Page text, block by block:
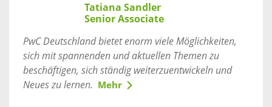
Tatiana Sandler
Senior Associate
PwC Deutschland bietet enorm viele Möglichkeiten,
sich mit spannenden und aktuellen Themen zu
beschäftigen, sich ständig weiterzuentwickeln und
Neues zu lernen. Mehr